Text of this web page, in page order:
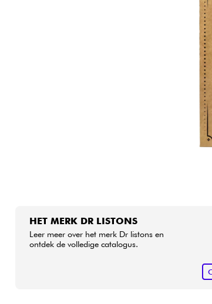
HET MERK DR LISTONS
Leer meer over het merk Dr listons en
ontdek de volledige catalogus.